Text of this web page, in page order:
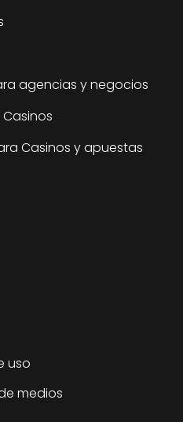
agencias y negocios
Casinos y apuestas
uso
medios